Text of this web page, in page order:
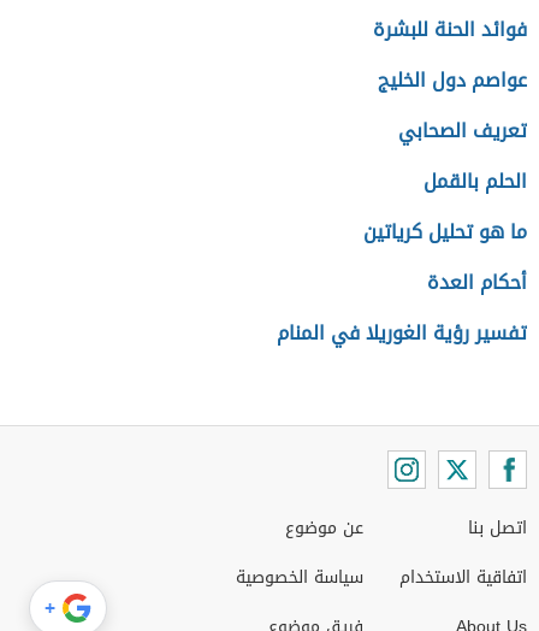
فوائد الحنة للبشرة
عواصم دول الخليج
تعريف الصحابي
الحلم بالقمل
ما هو تحليل كرياتين
أحكام العدة
تفسير رؤية الغوريلا في المنام
اتصل بنا
اتفاقية الاستخدام
عن موضوع
سياسة الخصوصية
+